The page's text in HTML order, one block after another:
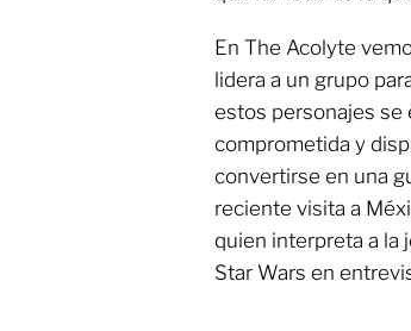
En The Acolyte
lidera a un grupo
estos personajes se
comprometida y
convertirse en una
reciente visita a
quien interpreta a la
Star Wars en